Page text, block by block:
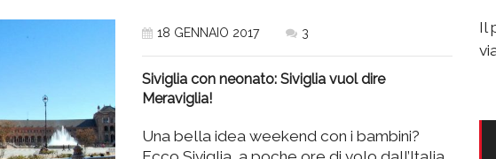
18 GENNAIO 2017 3
Siviglia con neonato: Siviglia vuol dire
Meraviglia!
Una bella idea weekend con i bambini?
Il